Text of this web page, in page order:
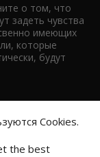
о том, что
задеть чувства
имеющих
которые
будут
Cookies.
the best